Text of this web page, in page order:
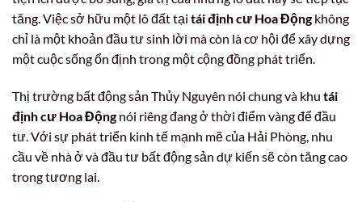
tăng. Việc sở hữu một lô đất tại tái định cư Hoa Độngkhông
chỉ là một khoản đầu tư sinh lời mà còn là cơ hội để xây dựng
một cuộc sống ổn định trong một cộng đồng phát triển.
Thị trường bất động sản Thủy Nguyên nói chung và khu tái
định cư Hoa Độngnói riêng đang ở thời điểm vàng để đầu
tư. Với sự phát triển kinh tế mạnh mẽ của Hải Phòng, nhu
cầu về nhà ở và đầu tư bất động sản dự kiến sẽ còn tăng cao
trong tương lai.